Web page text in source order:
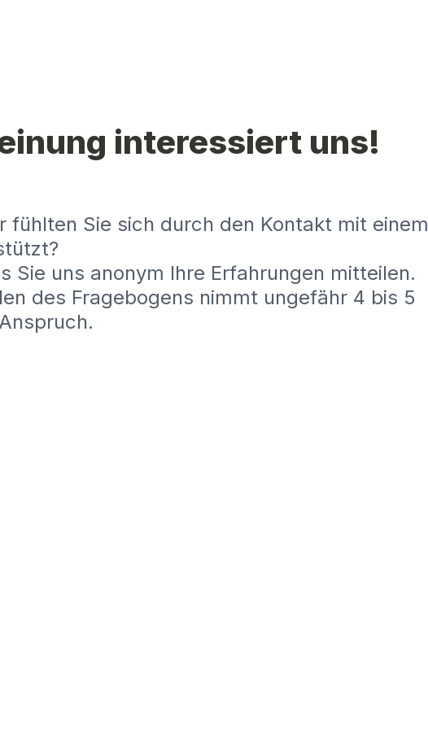
interessiert uns!
fühlten Sie sich durch den Kontakt mit einem
Sie uns anonym Ihre Erfahrungen mitteilen.
des Fragebogens nimmt ungefähr 4 bis 5